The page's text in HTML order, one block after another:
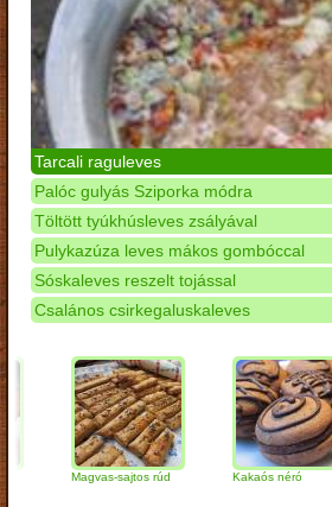
Tarcali raguleves
Palóc gulyás Sziporka módra
Töltött tyúkhúsleves zsályával
Pulykazúza leves mákos gombóccal
Sóskaleves reszelt tojással
Csalános csirkegaluskaleves
Magvas-sajtos rúd Kakaós néró